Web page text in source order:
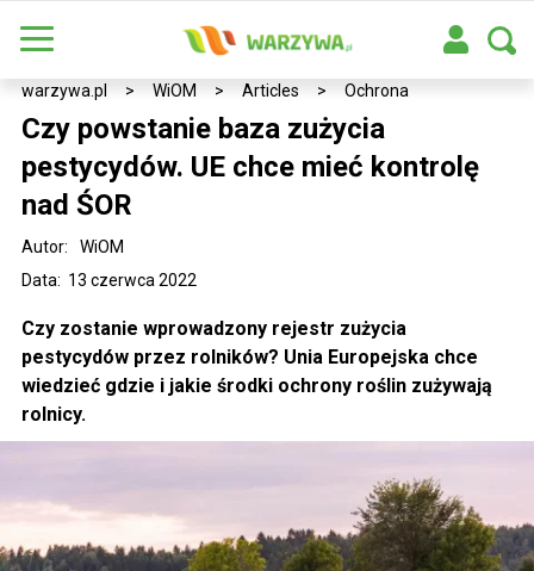
warzywa.pl > WiOM > Articles > Ochrona
Czy powstanie baza zużycia
pestycydów. UE chce mieć kontrolę
nad ŚOR
Data: 13 czerwca 2022
Autor: WiOM
Czy zostanie wprowadzony rejestr zużycia
pestycydów przez rolników? Unia Europejska chce
wiedzieć gdzie i jakie środki ochrony roślin zużywają
rolnicy.